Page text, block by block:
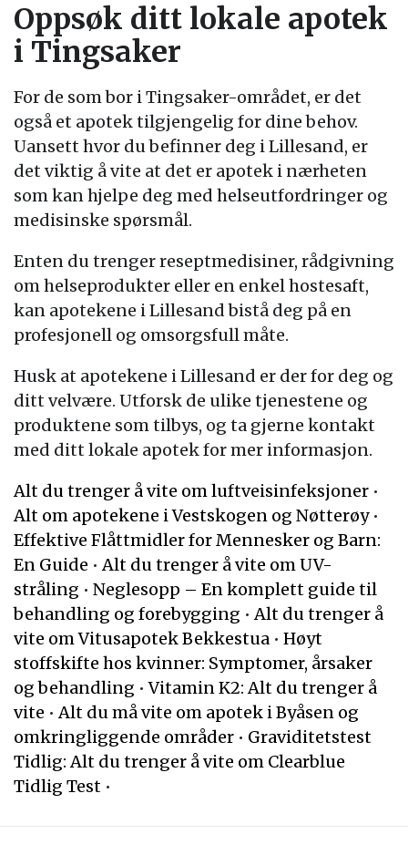
Oppsøk ditt lokale apotek
i Tingsaker
For de som bor i Tingsaker-området, er det
også et apotek tilgjengelig for dine behov.
Uansett hvor du befinner deg i Lillesand, er
det viktig å vite at det er apotek i nærheten
som kan hjelpe deg med helseutfordringer og
medisinske spørsmål.
Enten du trenger reseptmedisiner, rådgivning
om helseprodukter eller en enkel hostesaft,
kan apotekene i Lillesand bistå deg på en
profesjonell og omsorgsfull måte.
Husk at apotekene i Lillesand er der for deg og
ditt velvære. Utforsk de ulike tjenestene og
produktene som tilbys, og ta gjerne kontakt
med ditt lokale apotek for mer informasjon.
Alt du trenger å vite om luftveisinfeksjoner •
Alt om apotekene i Vestskogen og Nøtterøy•
Effektive Flåttmidler for Mennesker og Barn:
En Guide •Alt du trenger å vite om UV-
stråling • Neglesopp – En komplett guide til
behandling og forebygging •Alt du trenger å
vite om Vitusapotek Bekkestua • Høyt
stoffskifte hos kvinner: Symptomer, årsaker
og behandling •Vitamin K2: Alt du trenger å
vite •Alt du må vite om apotek i Byåsen og
omkringliggende områder • Graviditetstest
Tidlig: Alt du trenger å vite om Clearblue
Tidlig Test •